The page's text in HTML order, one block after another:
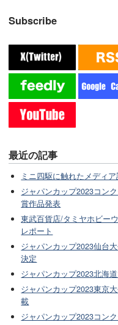
Subscribe
最近の記事
ミニ四駆に触れたメディ
ジャパンカップ2023コン
賞作品発表
東武百貨店/タミヤホビー
レポート
ジャパンカップ2023仙台
決定
ジャパンカップ2023北海
ジャパンカップ2023東京
載
ジャパンカップ2023コン